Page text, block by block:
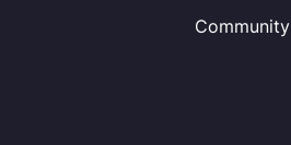
Community